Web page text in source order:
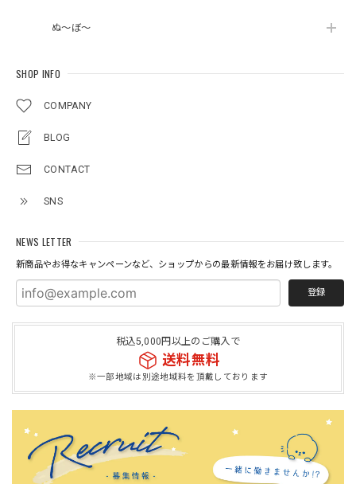
ぬ～ぼ～
SHOP INFO
COMPANY
BLOG
CONTACT
SNS
NEWS LETTER
新商品やお得なキャンペーンなど、ショップからの最新情報をお届け致します。
登録
税込5,000円以上のご購入で
送料無料
※一部地域は別途地域料を頂戴しております